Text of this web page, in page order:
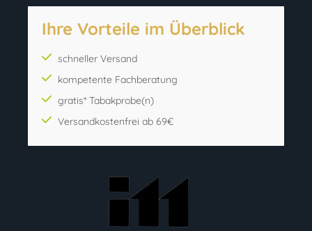
Ihre Vorteile im Überblick
schneller Versand
kompetente Fachberatung
gratis* Tabakprobe(n)
Versandkostenfrei ab 69€